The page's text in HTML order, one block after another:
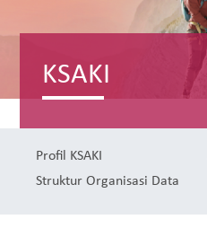
KSAKI
Profil KSAKI
Struktur Organisasi Data